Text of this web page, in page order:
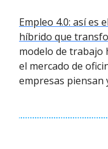
Empleo 4.0: así es
híbrido que
modelo de trabajo
el mercado de
empresas piensan